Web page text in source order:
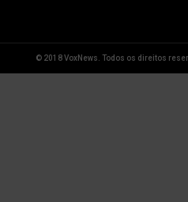
© 2018 VoxNews. Todos os direitos